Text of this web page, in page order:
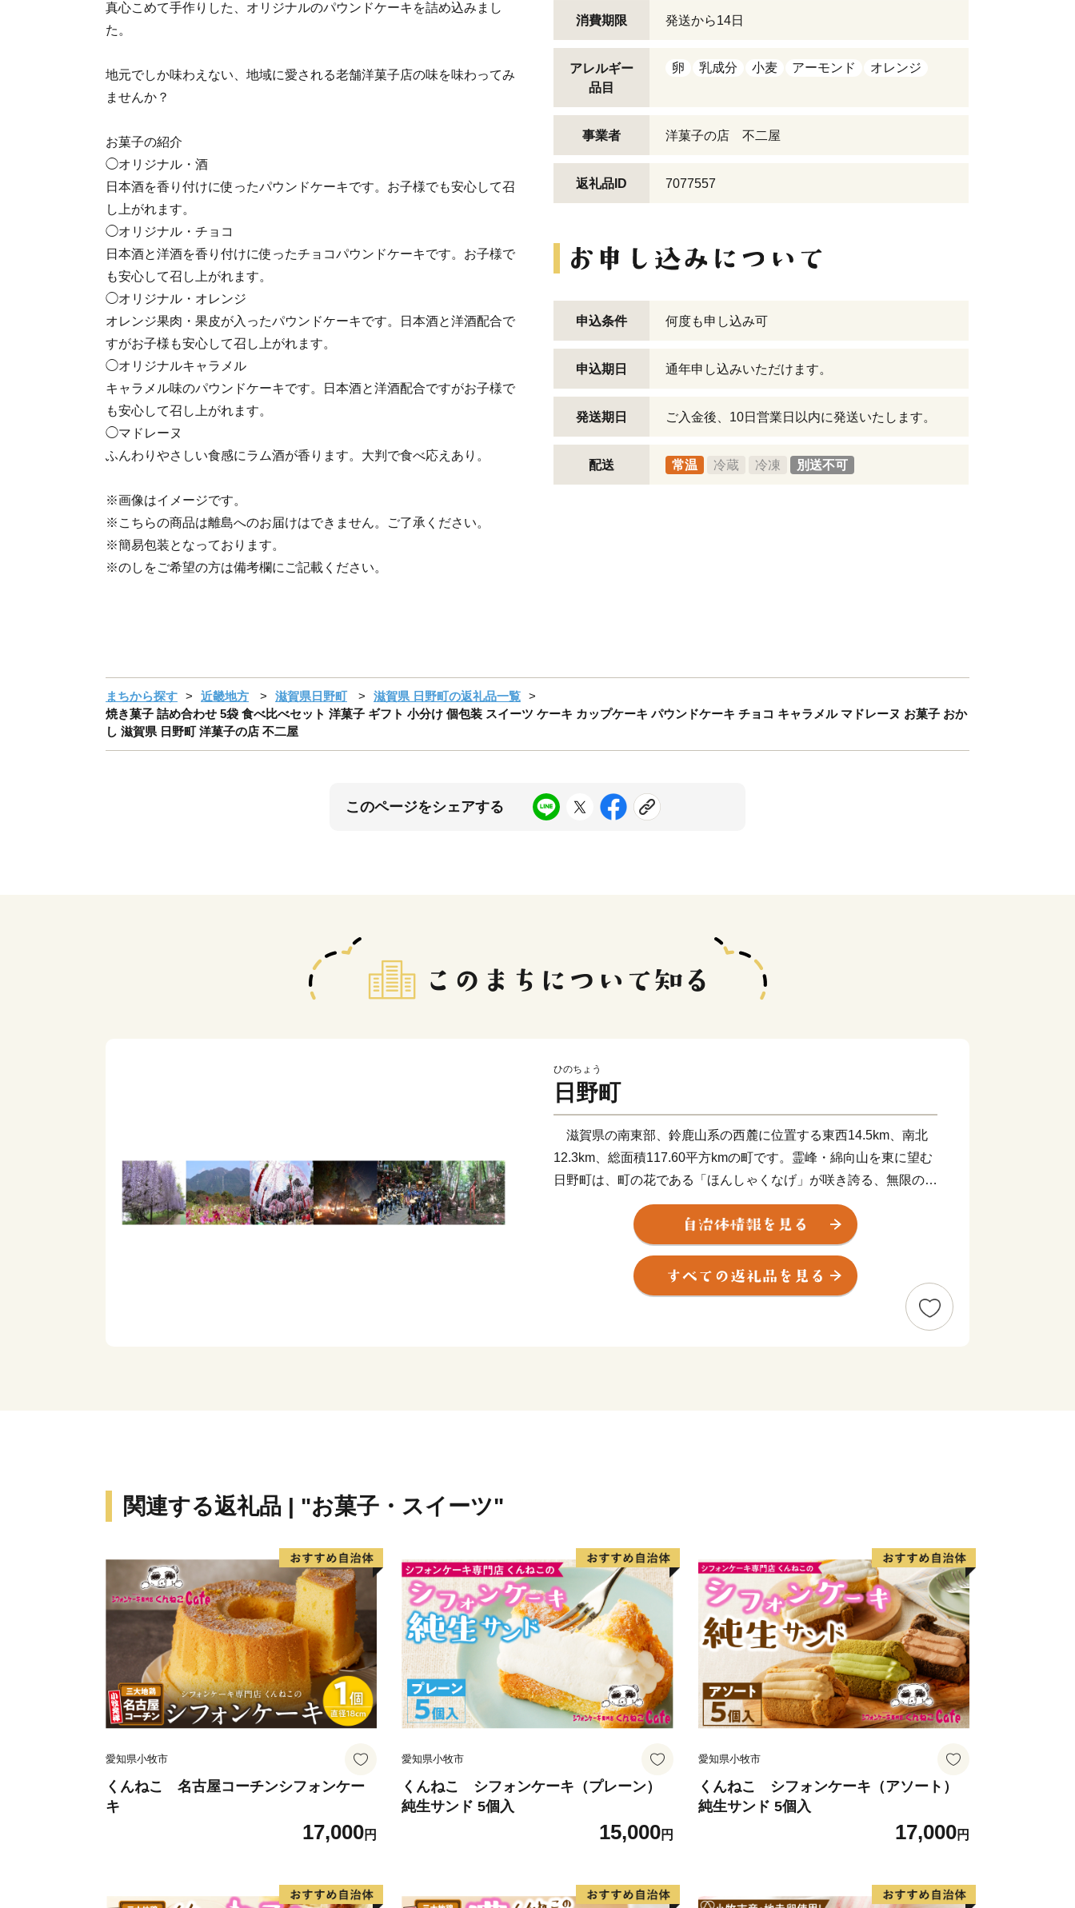
真心こめて手作りした、オリジナルのパウンドケーキを詰め込みまし
た。
地元でしか味わえない、地域に愛される老舗洋菓子店の味を味わってみ
ませんか？
お菓子の紹介
◯オリジナル・酒
日本酒を香り付けに使ったパウンドケーキです。お子様でも安心して召
し上がれます。
◯オリジナル・チョコ
日本酒と洋酒を香り付けに使ったチョコパウンドケーキです。お子様で
も安心して召し上がれます。
◯オリジナル・オレンジ
オレンジ果肉・果皮が入ったパウンドケーキです。日本酒と洋酒配合で
すがお子様も安心して召し上がれます。
◯オリジナルキャラメル
キャラメル味のパウンドケーキです。日本酒と洋酒配合ですがお子様で
も安心して召し上がれます。
◯マドレーヌ
ふんわりやさしい食感にラム酒が香ります。大判で食べ応えあり。
※画像はイメージです。
※こちらの商品は離島へのお届けはできません。ご了承ください。
※簡易包装となっております。
※のしをご希望の方は備考欄にご記載ください。
消費期限 発送から14日
アレルギー
品目
卵 乳成分 小麦 アーモンド オレンジ
事業者 洋菓子の店 不二屋
返礼品ID 7077557
申込条件 何度も申し込み可
申込期日 通年申し込みいただけます。
発送期日 ご入金後、10日営業日以内に発送いたします。
配送 常温 冷蔵 冷凍 別送不可
まちから探す 近畿地方 滋賀県日野町
滋賀県 日野町の返礼品一覧
焼き菓子 詰め合わせ 5袋 食べ比べセット 洋菓子 ギフト 小分け 個包装 スイーツ ケーキ カップケーキ パウンドケーキ チョコ キャラメル マドレーヌ お菓子 おか
し 滋賀県 日野町 洋菓子の店 不二屋
このページをシェアする
ひのちょう
日野町
滋賀県の南東部、鈴鹿山系の西麓に位置する東西14.5km、南北
12.3km、総面積117.60平方kmの町です。霊峰・綿向山を東に望む
日野町は、町の花である「ほんしゃくなげ」が咲き誇る、無限の大
地が育んだ自然環境に恵まれた町です。
この地に人が住み始めたのは古く、今から約1万2千年前と言わ
れています。旧石器時代の終わりから縄文時代の始めころ狩猟や採
集生活を、さらに弥生時代には稲作も始められていた記録があり、
飛鳥時代には百済の文化が持ち込まれました。
やがて、室町時代、蒲生氏の城下町となって大きく変貌を遂げ、
商圏を伸ばす近江日野商人として名をとどろかせていきました。
関連する返礼品 | "お菓子・スイーツ"
愛知県小牧市
くんねこ 名古屋コーチンシフォンケー
キ
17,000円
愛知県小牧市
くんねこ シフォンケーキ（プレーン）
純生サンド 5個入
15,000円
愛知県小牧市
くんねこ シフォンケーキ（アソート）
純生サンド 5個入
17,000円